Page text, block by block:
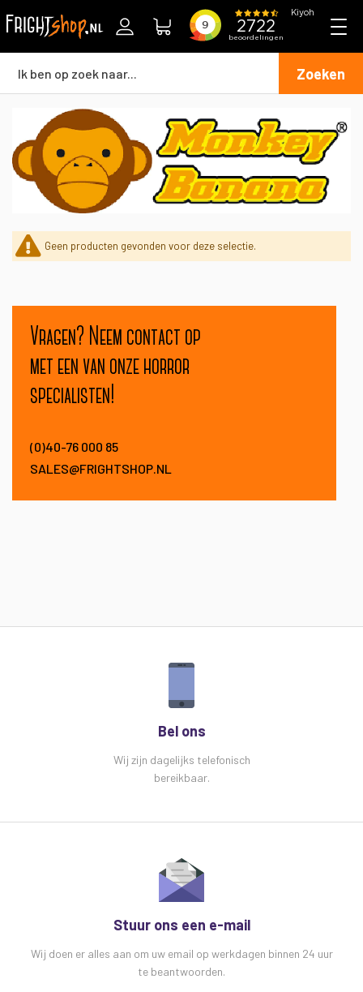
Zoeken
Geen producten gevonden voor deze selectie.
Vragen? Neem contact op
met een van onze horror
specialisten!
(0)40-76 000 85
SALES@FRIGHTSHOP.NL
Bel ons
Wij zijn dagelijks telefonisch
bereikbaar.
Stuur ons een e-mail
Wij doen er alles aan om uw email op werkdagen binnen 24 uur
te beantwoorden.